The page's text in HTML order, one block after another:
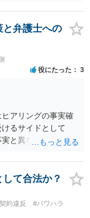
相談者様が適応障害
ける証拠がどの程
て他に請求できそ
した本人/会社の両
てきます。 ④によ
に責任追求できそ
て他に請求できそ
足していたとして
由として扱うこと
らないため、抽象
ハラを原因とする
大きいかと存じま
と弁護士への
役にたった 3
アリングの事実確
るサイドとして
と異なることに関
、単なる警告・指
りますので、そのよ
の相談されるのが良
て合法か？
約違反
#パワハラ